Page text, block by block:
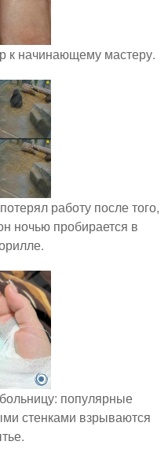
к начинающему мастеру.
работу после того,
ночью пробирается в
популярные
стенками взрываются